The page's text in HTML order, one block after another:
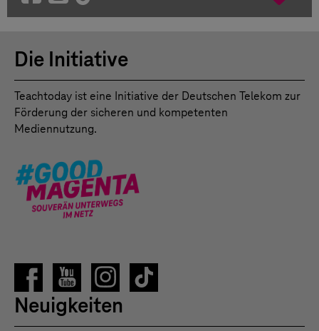
Die Initiative
Teachtoday ist eine Initiative der Deutschen Telekom zur
Förderung der sicheren und kompetenten
Mediennutzung.
Neuigkeiten